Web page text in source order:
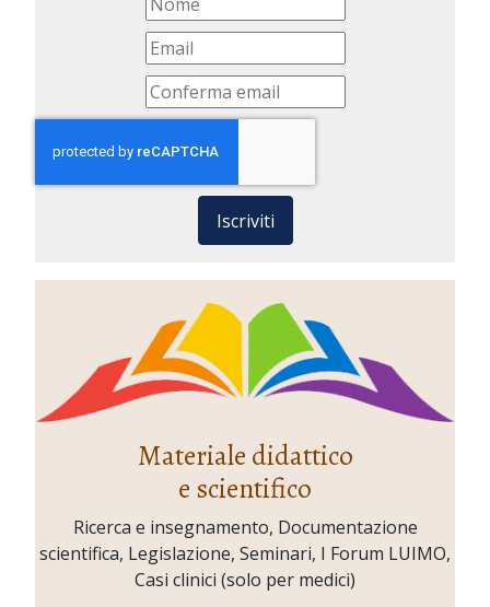
Iscriviti
Materiale didattico
e scientifico
Ricerca e insegnamento, Documentazione
scientifica, Legislazione, Seminari, I Forum LUIMO,
Casi clinici (solo per medici)